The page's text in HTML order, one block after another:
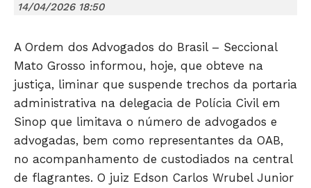
14/04/2026 18:50
A Ordem dos Advogados do Brasil – Seccional
Mato Grosso informou, hoje, que obteve na
justiça, liminar que suspende trechos da portaria
administrativa na delegacia de Polícia Civil em
Sinop que limitava o número de advogados e
advogadas, bem como representantes da OAB,
no acompanhamento de custodiados na central
de flagrantes. O juiz Edson Carlos Wrubel Junior